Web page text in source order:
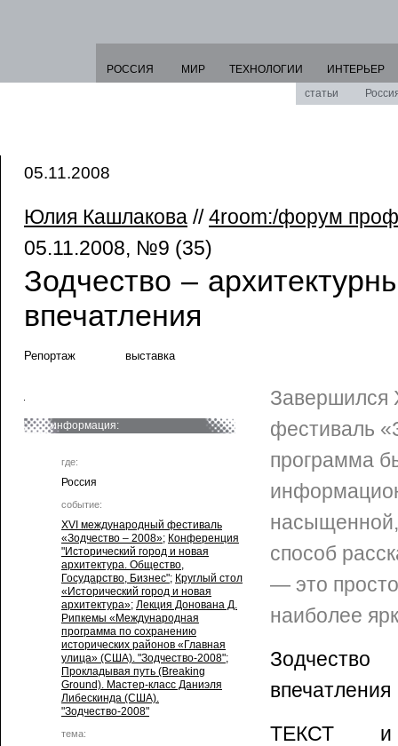
РОССИЯ МИР ТЕХНОЛОГИИ
ИНТЕРЬЕР
статьи
05.11.2008
Юлия Кашлакова //4room:/форум
05.11.2008, №9 (35)
Зодчество –
впечатления
Репортаж выставка
информация:
где:
Россия
событие:
XVI международный фестиваль
«Зодчество – 2008»; Конференция
"Исторический город и новая
архитектура. Общество,
Государство, Бизнес"; Круглый стол
«Исторический город и новая
архитектура»; Лекция Донована Д.
Рипкемы «Международная
программа по сохранению
исторических районов «Главная
улица» (США). "Зодчество-2008";
Прокладывая путь (Breaking
Ground). Мастер-класс Даниэля
Либескинда (США).
"Зодчество-2008"
тема:
Завершился
фестиваль
программа
способ
— это
наиболее
впечатления
ТЕКСТ